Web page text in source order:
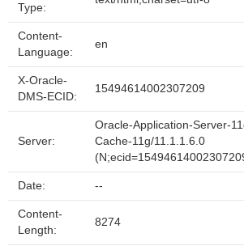
Type:
Content-
Language:
en
X-Oracle-
DMS-ECID:
15494614002307209
Server:
Oracle-Application-Server-
Cache-11g/11.1.1.6.0
Date: --
Content-
Length:
8274